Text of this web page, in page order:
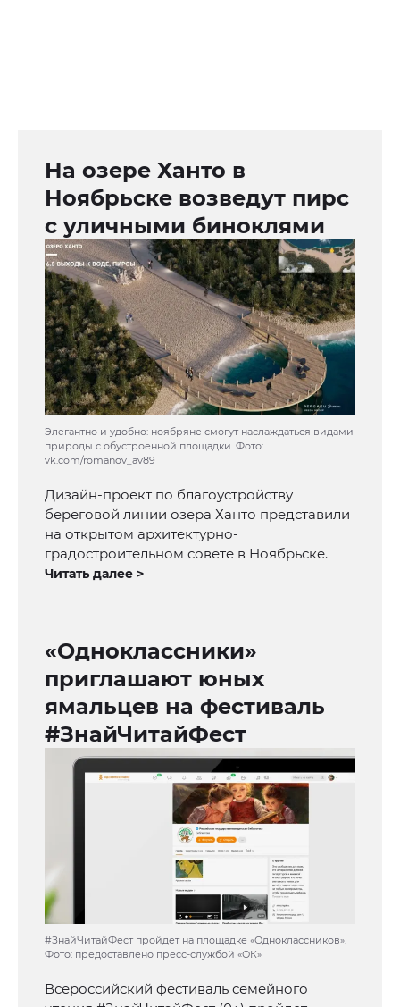
На озере Ханто в
Ноябрьске возведут пирс
с уличными биноклями
Элегантно и удобно: ноябряне смогут наслаждаться видами
природы с обустроенной площадки. Фото:
vk.com/romanov_av89
Дизайн-проект по благоустройству
береговой линии озера Ханто представили
на открытом архитектурно-
градостроительном совете в Ноябрьске.
Читать далее >
«Одноклассники»
приглашают юных
ямальцев на фестиваль
#ЗнайЧитайФест
#ЗнайЧитайФест пройдет на площадке «Одноклассников».
Фото: предоставлено пресс-службой «ОК»
Всероссийский фестиваль семейного